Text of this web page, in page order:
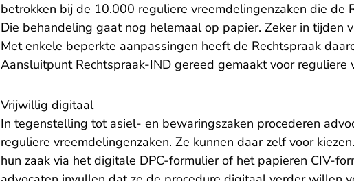
betrokken bij de 10.000 reguliere vreemdelingenzaken die de
Die behandeling gaat nog helemaal op papier. Zeker in tijden
Met enkele beperkte aanpassingen heeft de Rechtspraak
Aansluitpunt Rechtspraak-IND gereed gemaakt voor reguliere
Vrijwillig digitaal
In tegenstelling tot asiel- en bewaringszaken procederen
reguliere vreemdelingenzaken. Ze kunnen daar zelf voor
hun zaak via het digitale DPC-formulier of het papieren CIV-